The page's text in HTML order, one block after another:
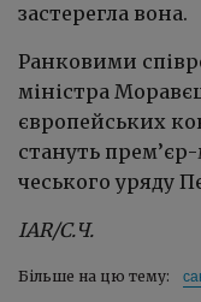
застерегла вона.
Ранковими
міністра
європейських
стануть прем’єр-
чеського уряду
IAR/С.Ч.
Більше на цю тему: